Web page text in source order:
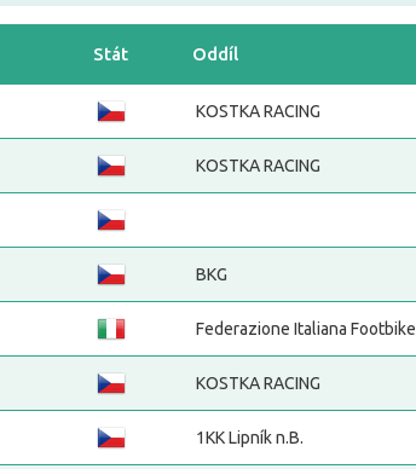
Stát Oddíl
KOSTKA RACING
KOSTKA RACING
BKG
Federazione Italiana Footbike
KOSTKA RACING
1KK Lipník n.B.